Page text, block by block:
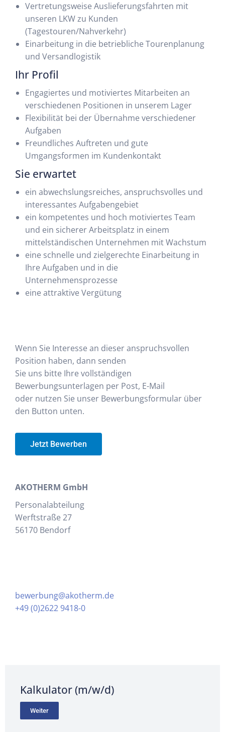
Vertretungsweise Auslieferungsfahrten mit
unseren LKW zu Kunden
(Tagestouren/Nahverkehr)
Einarbeitung in die betriebliche Tourenplanung
und Versandlogistik
Ihr Profil
Engagiertes und motiviertes Mitarbeiten an
verschiedenen Positionen in unserem Lager
Flexibilität bei der Übernahme verschiedener
Aufgaben
Freundliches Auftreten und gute
Umgangsformen im Kundenkontakt
Sie erwartet
ein abwechslungsreiches, anspruchsvolles und
interessantes Aufgabengebiet
ein kompetentes und hoch motiviertes Team
und ein sicherer Arbeitsplatz in einem
mittelständischen Unternehmen mit Wachstum
eine schnelle und zielgerechte Einarbeitung in
Ihre Aufgaben und in die
Unternehmensprozesse
eine attraktive Vergütung
Wenn Sie Interesse an dieser anspruchsvollen
Position haben, dann senden
Sie uns bitte Ihre vollständigen
Bewerbungsunterlagen per Post, E-Mail
oder nutzen Sie unser Bewerbungsformular über
den Button unten.
Jetzt Bewerben
AKOTHERM GmbH
Personalabteilung
Werftstraße 27
56170 Bendorf
bewerbung@akotherm.de
+49 (0)2622 9418-0
Kalkulator (m/w/d)
Weiter